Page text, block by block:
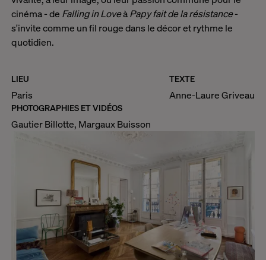
cinéma - de Falling in LoveàPapy fait de la résistance-
s'invite comme un fil rouge dans le décor et rythme le
quotidien.
LIEU
Paris
TEXTE
Anne-Laure Griveau
PHOTOGRAPHIES ET VIDÉOS
Gautier Billotte, Margaux Buisson